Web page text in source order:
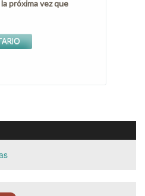
próxima vez que